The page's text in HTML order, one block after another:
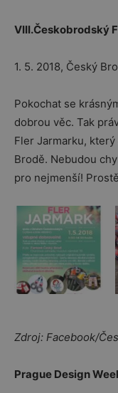
VIII.Českobrodský
1. 5. 2018, Český
Pokochat se
dobrou věc. Tak
Fler Jarmarku, který
Brodě. Nebudou
pro nejmenší!
Zdroj: Facebook/
Prague Design